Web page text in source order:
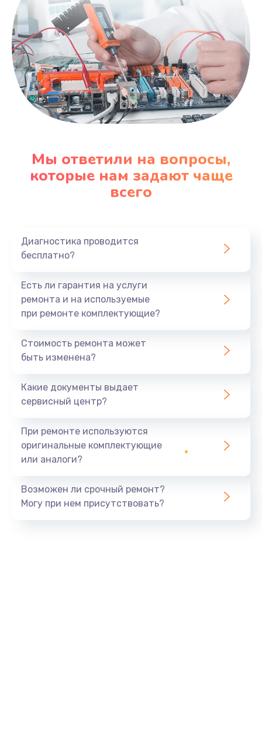
Мы ответили на вопросы,
которые нам задают чаще
всего
Диагностика проводится
бесплатно?
Есть ли гарантия на услуги
ремонта и на используемые
при ремонте комплектующие?
Стоимость ремонта может
быть изменена?
Какие документы выдает
сервисный центр?
При ремонте используются
оригинальные комплектующие
или аналоги?
Возможен ли срочный ремонт?
Могу при нем присутствовать?